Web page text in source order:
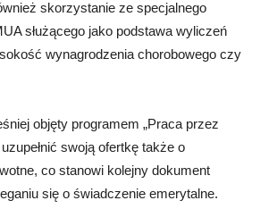
skorzystanie ze specjalnego
służącego jako podstawa wyliczeń
wynagrodzenia chorobowego czy
objęty programem „Praca przez
swoją ofertkę także o
co stanowi kolejny dokument
się o świadczenie emerytalne.